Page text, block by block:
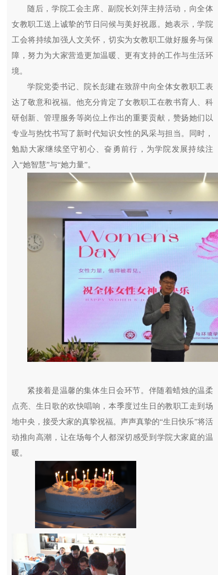
随后，学院工会主席、副院长刘萍主持活动，向全体
女教职工送上诚挚的节日问候与美好祝愿。她表示，学院
工会将持续加强人文关怀，切实为女教职工做好服务与保
障，努力为大家营造更加温暖、更有支持的工作与生活环
境。
学院党委书记、院长彭建在致辞中向全体女教职工表
达了敬意和祝福。他充分肯定了女教职工在教书育人、科
研创新、管理服务等岗位上作出的重要贡献，赞扬她们以
专业与热忱书写了新时代知识女性的风采与担当。同时，
勉励大家继续坚守初心、奋勇前行，为学院发展持续注
入“她智慧”与“她力量”。
紧接着是温馨的集体生日会环节。伴随着蜡烛的温柔
点亮、生日歌的欢快唱响，本季度过生日的教职工走到场
地中央，接受大家的真挚祝福。声声真挚的“生日快乐”将活
动推向高潮，让在场每个人都深切感受到学院大家庭的温
暖。